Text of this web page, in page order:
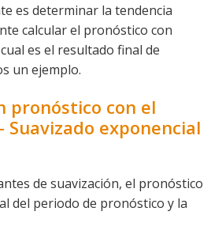
es determinar la tendencia
calcular el pronóstico con
es el resultado final de
un ejemplo.
pronóstico con el
exponencial
de suavización, el pronóstico
del periodo de pronóstico y la